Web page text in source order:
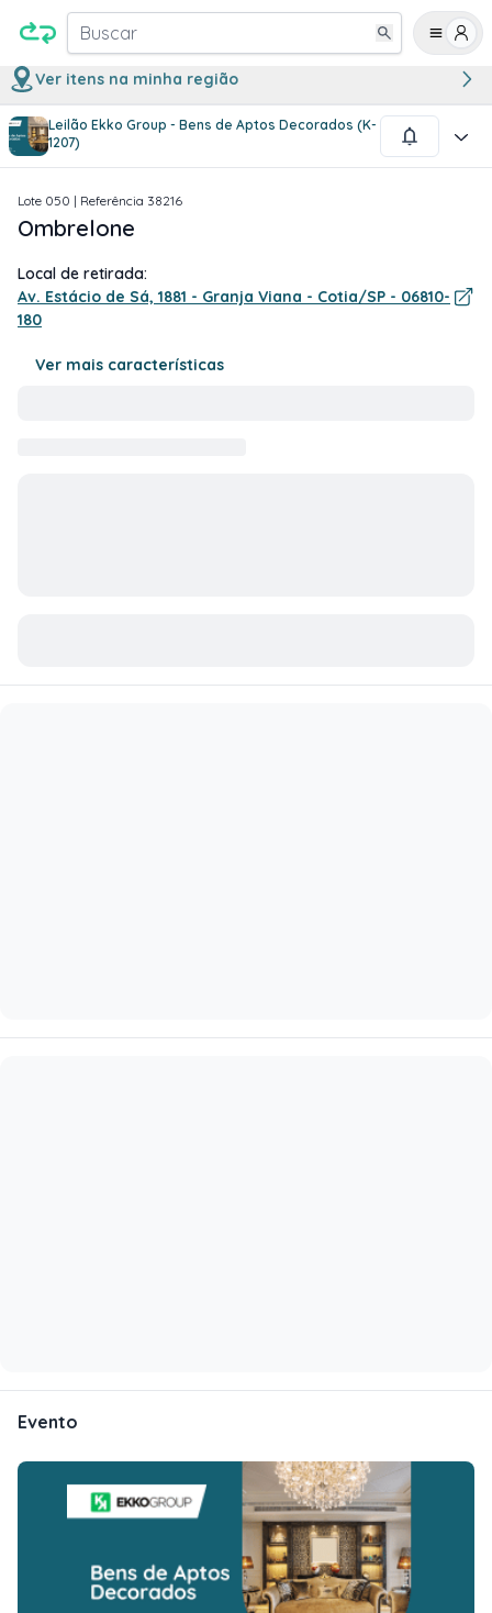
Buscar
Ver itens na minha região
Leilão Ekko Group - Bens de Aptos Decorados (K-
1207)
1/2
Lote 050 | Referência 38216
Ombrelone
Local de retirada:
Av. Estácio de Sá, 1881 - Granja Viana - Cotia/SP - 06810-
180
Ver mais características
Evento